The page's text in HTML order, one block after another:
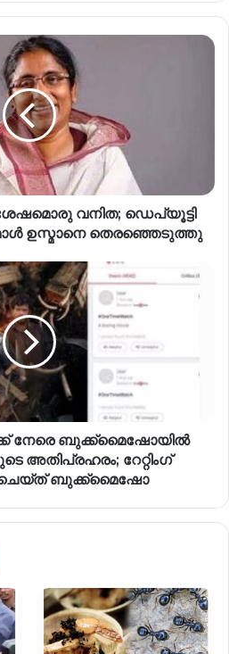
ശേഷമൊരു വനിത; ഡെപ്യൂട്ടി
ഉസ്മാനെ തെരഞ്ഞെടുത്തു
നേരെ ബുക്ക്‌മൈഷോയിൽ
അതിപ്രഹരം; റേറ്റിംഗ്
ചെയ്ത് ബുക്ക്‌മൈഷോ